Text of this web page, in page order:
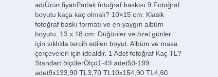
adıÜrün fiyatıParlak fotoğraf baskısı 9 Fotoğraf
boyutu kaça kaç olmalı? 10×15 cm: Klasik
fotoğraf baskı formatı ve en yaygın albüm
boyutu. 13 x 18 cm: Düğünler ve özel günler
için sıklıkla tercih edilen boyut. Albüm ve masa
çerçeveleri için idealdir. 1 Adet fotoğraf Kaç TL?
Standart ölçülerÖlçü1-49 adet50-199
adet9x133,90 TL3,70 TL10x154,90 TL4,60